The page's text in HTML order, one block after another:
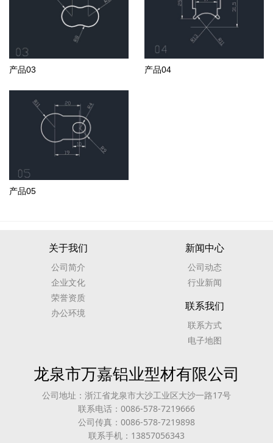
产品03 产品04
产品05
关于我们
公司简介
企业文化
荣誉资质
办公环境
新闻中心
公司动态
行业新闻
联系我们
联系方式
电子地图
龙泉市万嘉铝业型材有限公司
公司地址：浙江省龙泉市大沙工业区大沙一路17号
联系电话：0086-578-7219666
公司传真：0086-578-7219898
联系手机：13857056343